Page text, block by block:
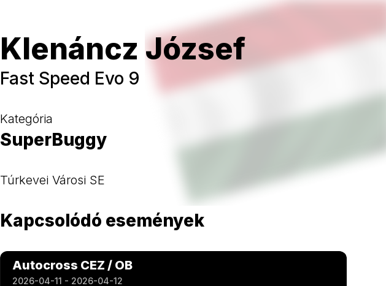
Klenáncz József
Fast Speed Evo 9
Kategória
SuperBuggy
Túrkevei Városi SE
Kapcsolódó események
Autocross CEZ / OB
2026-04-11 - 2026-04-12